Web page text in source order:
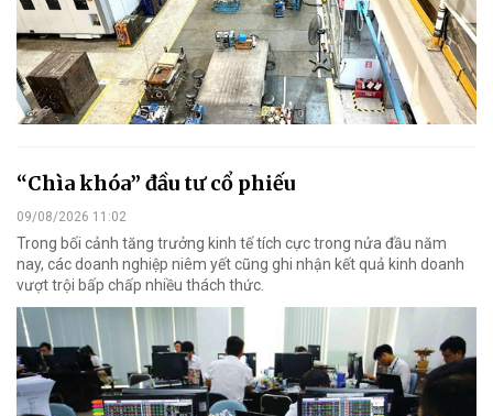
“Chìa khóa” đầu tư cổ phiếu
09/08/2026 11:02
Trong bối cảnh tăng trưởng kinh tế tích cực trong nửa đầu năm
nay, các doanh nghiệp niêm yết cũng ghi nhận kết quả kinh doanh
vượt trội bấp chấp nhiều thách thức.